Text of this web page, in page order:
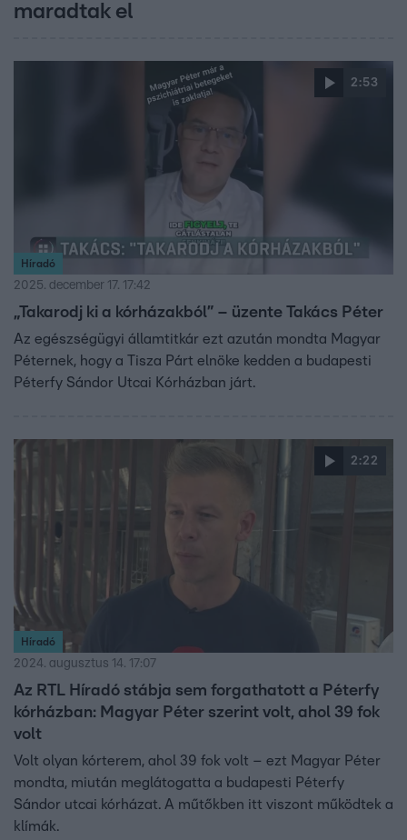
maradtak el
2:53
Híradó
2025. december 17. 17:42
„Takarodj ki a kórházakból” – üzente Takács Péter
Az egészségügyi államtitkár ezt azután mondta Magyar
Péternek, hogy a Tisza Párt elnöke kedden a budapesti
Péterfy Sándor Utcai Kórházban járt.
2:22
Híradó
2024. augusztus 14. 17:07
Az RTL Híradó stábja sem forgathatott a Péterfy
kórházban: Magyar Péter szerint volt, ahol 39 fok
volt
Volt olyan kórterem, ahol 39 fok volt – ezt Magyar Péter
mondta, miután meglátogatta a budapesti Péterfy
Sándor utcai kórházat. A műtőkben itt viszont működtek a
klímák.